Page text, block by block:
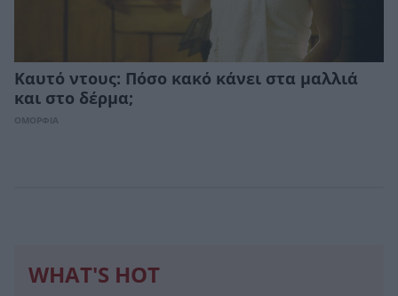
Καυτό ντους: Πόσο κακό κάνει στα μαλλιά
και στο δέρμα;
ΟΜΟΡΦΙΑ
WHAT'S HOT